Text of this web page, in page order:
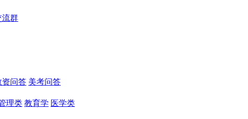
流群
资问答 美考问答
理类 教育学 医学类